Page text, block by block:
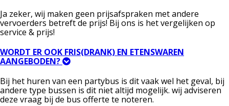
Ja zeker, wij maken geen prijsafspraken met andere
vervoerders betreft de prijs! Bij ons is het vergelijken op
service & prijs!
WORDT ER OOK FRIS(DRANK) EN ETENSWAREN
AANGEBODEN?
Bij het huren van een partybus is dit vaak wel het geval, bij
andere type bussen is dit niet altijd mogelijk. wij adviseren
deze vraag bij de bus offerte te noteren.